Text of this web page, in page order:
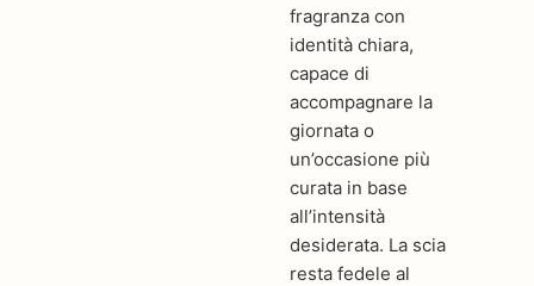
fragranza con
identità chiara,
capace di
accompagnare la
giornata o
un’occasione più
curata in base
all’intensità
desiderata. La scia
resta fedele al